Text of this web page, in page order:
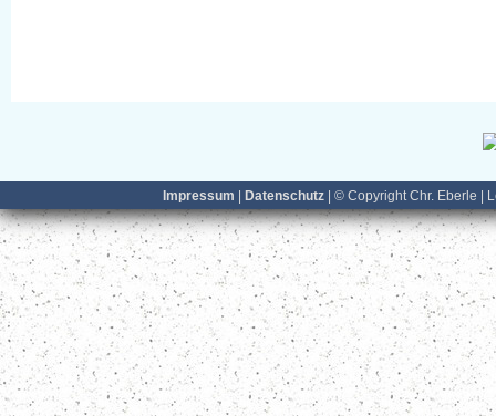
Impressum Datenschutz | © Copyright Chr. Eberle |